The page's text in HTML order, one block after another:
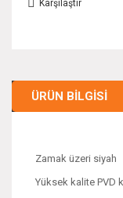
Karşılaştır
ÜRÜN BILGISI
Zamak üzeri siyah
Yüksek kalite PVD